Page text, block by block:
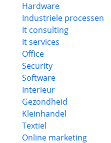
Hardware
Industriele processen
It consulting
It services
Office
Security
Software
Interieur
Gezondheid
Kleinhandel
Textiel
Online marketing